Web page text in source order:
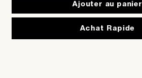
Ajouter au panier